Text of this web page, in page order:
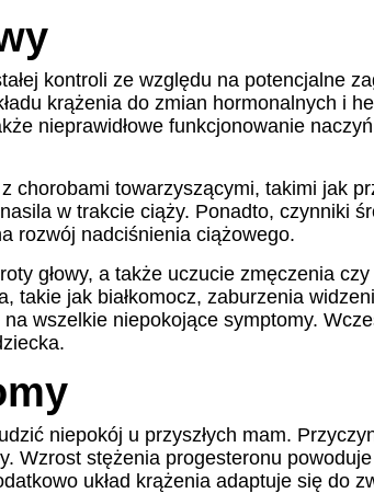
kontroli ze względu na potencjalne
krążenia do zmian hormonalnych i
nieprawidłowe funkcjonowanie
towarzyszącymi, takimi jak
w trakcie ciąży. Ponadto, czynniki
rozwój nadciśnienia ciążowego.
głowy, a także uczucie zmęczenia
takie jak białkomocz, zaburzenia
wszelkie niepokojące symptomy.
niepokój u przyszłych mam.
Wzrost stężenia progesteronu
układ krążenia adaptuje się do